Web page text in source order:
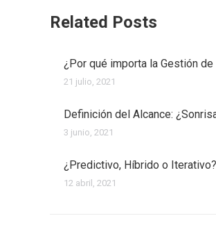
Related Posts
¿Por qué importa la Gestión de
21 julio, 2021
Definición del Alcance:
3 junio, 2021
¿Predictivo, Híbrido o Iterativo?
12 abril, 2021